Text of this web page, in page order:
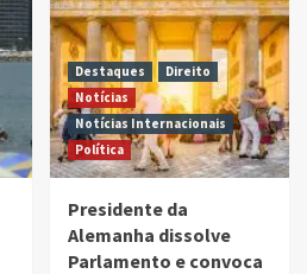
Destaques
Direito
Notícias
Notícias Internacionais
Política
Presidente da
Alemanha dissolve
Parlamento e convoca